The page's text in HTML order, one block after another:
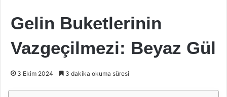
Gelin Buketlerinin
Vazgeçilmezi: Beyaz Gül
3 Ekim 2024 3 dakika okuma süresi